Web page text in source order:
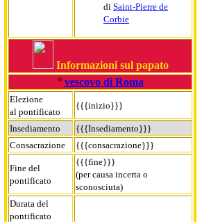
di Saint-Pierre de
Corbie‎
Informazioni sul papato
° vescovo di Roma
Elezione
al pontificato
{{{inizio}}}
Insediamento
{{{Insediamento}}}
Consacrazione
{{{consacrazione}}}
Fine del
pontificato
{{{fine}}}
(per causa incerta o
sconosciuta)
Durata del
pontificato